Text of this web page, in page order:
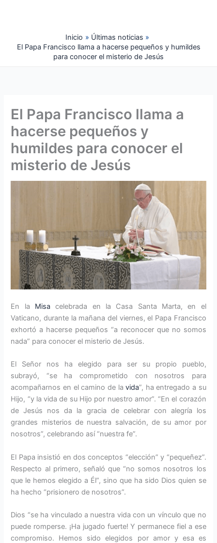
Inicio
Últimas noticias
El Papa Francisco llama a hacerse pequeños y humildes
para conocer el misterio de Jesús
El Papa Francisco llama a
hacerse pequeños y
humildes para conocer el
misterio de Jesús
En la Misa celebrada en la Casa Santa Marta, en el
Vaticano, durante la mañana del viernes, el Papa Francisco
exhortó a hacerse pequeños “a reconocer que no somos
nada” para conocer el misterio de Jesús.
El Señor nos ha elegido para ser su propio pueblo,
subrayó, “se ha comprometido con nosotros para
acompañarnos en el camino de lavida”, ha entregado a su
Hijo, “y la vida de su Hijo por nuestro amor”. “En el corazón
de Jesús nos da la gracia de celebrar con alegría los
grandes misterios de nuestra salvación, de su amor por
nosotros”, celebrando así “nuestra fe”.
El Papa insistió en dos conceptos “elección” y “pequeñez”.
Respecto al primero, señaló que “no somos nosotros los
que le hemos elegido a Él”, sino que ha sido Dios quien se
ha hecho “prisionero de nosotros”.
Dios “se ha vinculado a nuestra vida con un vínculo que no
puede romperse. ¡Ha jugado fuerte! Y permanece fiel a ese
compromiso. Hemos sido elegidos por amor y esa es